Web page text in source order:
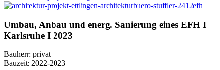
Umbau, Anbau und energ. Sanierung eines EFH I
Karlsruhe I 2023
Bauherr: privat
Bauzeit: 2022-2023